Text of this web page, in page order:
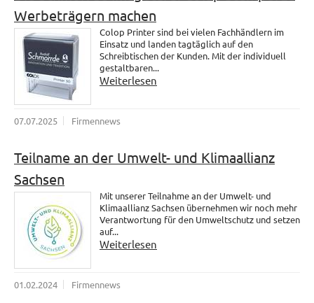
Werbeträgern machen
Colop Printer sind bei vielen Fachhändlern im
Einsatz und landen tagtäglich auf den
Schreibtischen der Kunden. Mit der individuell
gestaltbaren...
Weiterlesen
07.07.2025 Firmennews
Teilname an der Umwelt- und Klimaallianz
Sachsen
Mit unserer Teilnahme an der Umwelt- und
Klimaallianz Sachsen übernehmen wir noch mehr
Verantwortung für den Umweltschutz und setzen
auf...
Weiterlesen
01.02.2024 Firmennews